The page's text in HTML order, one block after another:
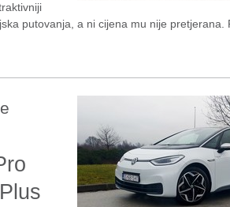
putovanja, a ni cijena mu nije pretjerana.